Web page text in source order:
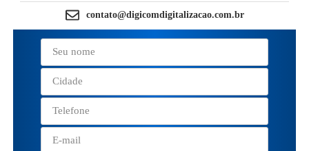
contato@digicomdigitalizacao.com.br